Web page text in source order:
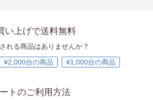
い上げで送料無料
れる商品はありませんか？
¥2,000台の商品 ¥1,000台の商品
トのご利用方法